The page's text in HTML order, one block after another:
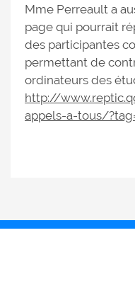
Mme Perreault a
page qui pourrait
des participantes
permettant de
ordinateurs des
http://
appels-a-tous/